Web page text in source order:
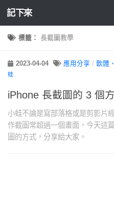
記下來
標籤： 長截圖教學
2023-04-04 應用分享 / 軟體
蛙
iPhone 長截圖的 3 個
小蛙不論是寫部落格或是剪影片
作截圖常超過一個畫面，今天這
圖的方式，分享給大家。